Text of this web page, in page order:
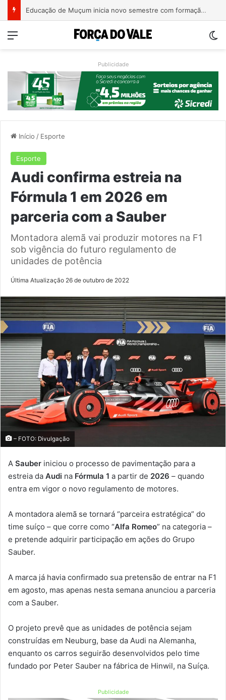
EGR recebe projeto de reconstrução da ponte entre Encantado e Muçum e vai iniciar a contratação da obra
Menu
Publicidade
Início / Esporte
Esporte
Audi confirma estreia na
Fórmula 1 em 2026 em
parceria com a Sauber
Montadora alemã vai produzir motores na F1
sob vigência do futuro regulamento de
unidades de potência
Última Atualização 26 de outubro de 2022
– FOTO: Divulgação
A Sauber iniciou o processo de pavimentação para a
estreia da Audi na Fórmula 1 a partir de 2026 – quando
entra em vigor o novo regulamento de motores.
A montadora alemã se tornará “parceira estratégica” do
time suíço – que corre como “Alfa Romeo” na categoria –
e pretende adquirir participação em ações do Grupo
Sauber.
A marca já havia confirmado sua pretensão de entrar na F1
em agosto, mas apenas nesta semana anunciou a parceria
com a Sauber.
O projeto prevê que as unidades de potência sejam
construídas em Neuburg, base da Audi na Alemanha,
enquanto os carros seguirão desenvolvidos pelo time
fundado por Peter Sauber na fábrica de Hinwil, na Suíça.
Publicidade